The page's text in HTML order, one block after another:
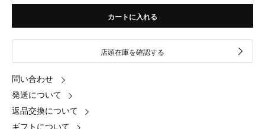
カートに入れる
店頭在庫を確認する
問い合わせ
発送について
返品交換について
ギフトについて